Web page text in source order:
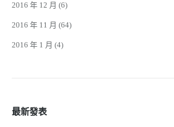
2016 年 12 月 (6)
2016 年 11 月 (64)
2016 年 1 月 (4)
最新發表